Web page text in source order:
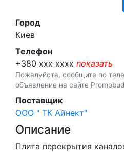
Город
Киев
Телефон
+380 xxx xxxx показать
Пожалуйста, сообщите по
объявление на сайте
Поставщик
ООО " ТК Айнект"
Описание
Плита перекрытия